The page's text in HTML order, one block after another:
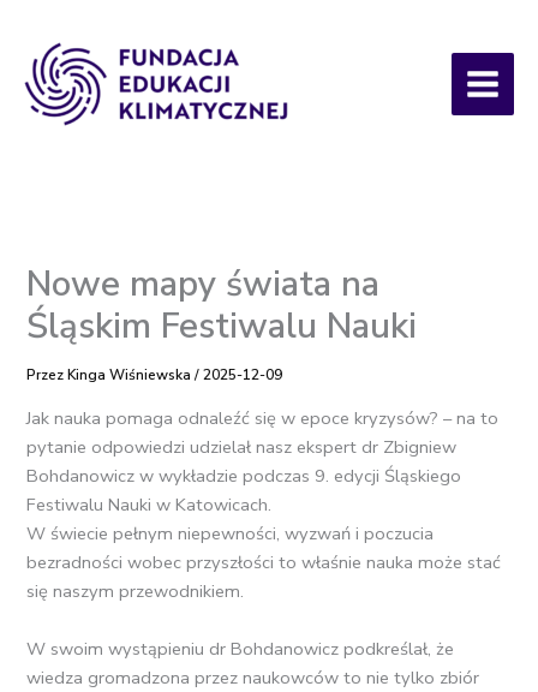
treści
Nowe mapy świata na
Śląskim Festiwalu Nauki
PrzezKinga Wiśniewska/2025-12-09
Jak nauka pomaga odnaleźć się w epoce kryzysów? – na to
pytanie odpowiedzi udzielał nasz ekspert dr Zbigniew
Bohdanowicz w wykładzie podczas 9. edycji Śląskiego
Festiwalu Nauki w Katowicach.
W świecie pełnym niepewności, wyzwań i poczucia
bezradności wobec przyszłości to właśnie nauka może stać
się naszym przewodnikiem.
W swoim wystąpieniu dr Bohdanowicz podkreślał, że
wiedza gromadzona przez naukowców to nie tylko zbiór